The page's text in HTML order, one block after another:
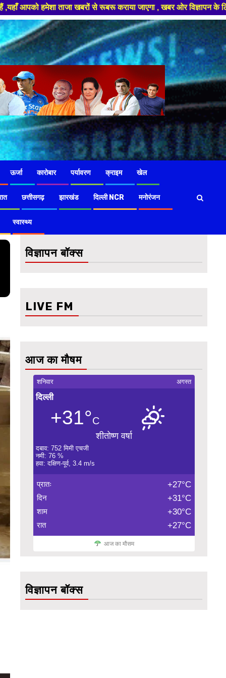
से रूबरू कराया जाएगा , खबर ओर विज्ञापन के लिए संपर्क करे +91
ऊर्जा कारोबार पर्यावरण क्राइम खेल
छत्तीसगढ़ झारखंड दिल्ली NCR मनोरंजन
स्वास्थ्य
विज्ञापन बॉक्स
LIVE FM
आज का मौषम
शनिवार अगस्त
दिल्ली
+31°C
शीतोष्ण वर्षा
दबाव: 752 मिमी एचजी
नमी: 76 %
हवा: दक्षिण-पूर्व, 3.4 m/s
प्रातः +27°C
दिन +31°C
शाम +30°C
रात +27°C
आज का मौसम
विज्ञापन बॉक्स